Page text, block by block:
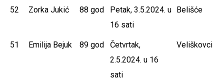
52 Zorka Jukić 88 god
Petak, 3.5.2024. u
16 sati
Belišće
51 Emilija Bejuk 89 god
Četvrtak,
2.5.2024. u 16
sati
Veliškovci